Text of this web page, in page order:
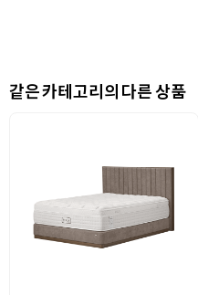
같은 카테고리의 다른 상품